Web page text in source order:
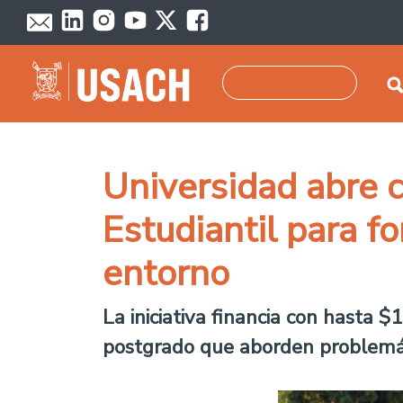
Pasar al contenido principal
Universidad abre
Estudiantil para
entorno
La iniciativa financia con hasta
postgrado que aborden